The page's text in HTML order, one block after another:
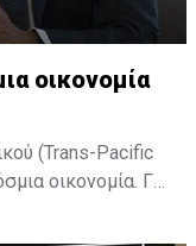
οικονομία
(Trans-Pacific
οικονομία. Για
τον Σίνζο Άμπε